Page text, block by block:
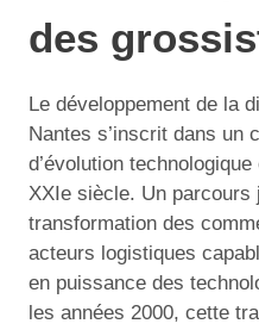
des
Le développement de la
Nantes s’inscrit dans un
d’évolution
XXIe siècle. Un parcours
transformation des
acteurs logistiques
en puissance des
les années 2000, cette